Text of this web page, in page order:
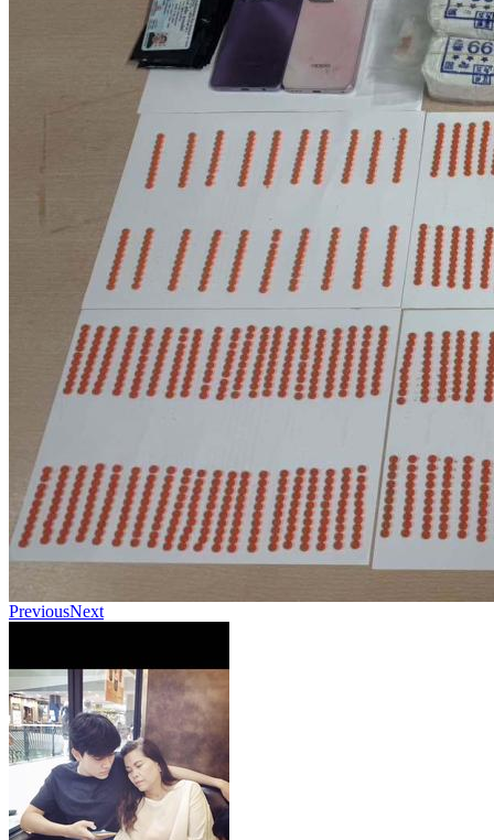
PreviousNext